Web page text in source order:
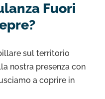
Fuori
sul territorio
nostra presenza con
a coprire in